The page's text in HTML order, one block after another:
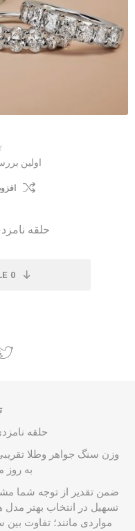
اولین
حلقه
0
حلقه
وزن سنگ جواهر وطلا
به روز
ضمن تقدیر از توجه شما
تسهیل در انتخاب بهتر
مواردی مانند؛ تفاوت